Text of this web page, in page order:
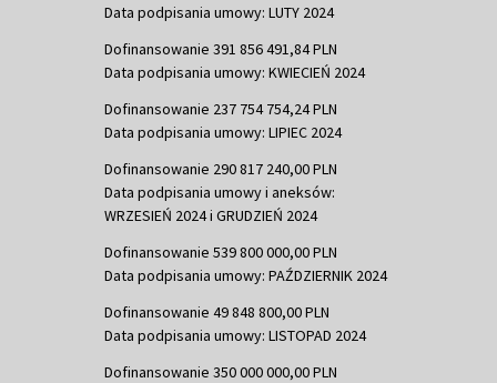
Data podpisania umowy: LUTY 2024
Dofinansowanie 391 856 491,84 PLN
Data podpisania umowy: KWIECIEŃ 2024
Dofinansowanie 237 754 754,24 PLN
Data podpisania umowy: LIPIEC 2024
Dofinansowanie 290 817 240,00 PLN
Data podpisania umowy i aneksów:
WRZESIEŃ 2024 i GRUDZIEŃ 2024
Dofinansowanie 539 800 000,00 PLN
Data podpisania umowy: PAŹDZIERNIK 2024
Dofinansowanie 49 848 800,00 PLN
Data podpisania umowy: LISTOPAD 2024
Dofinansowanie 350 000 000,00 PLN